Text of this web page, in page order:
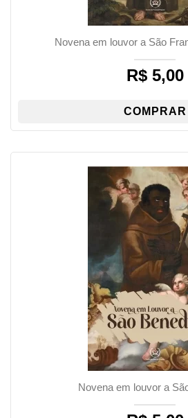
Novena em louvor a São
R$5,00
COMPRAR
Novena em louvor a